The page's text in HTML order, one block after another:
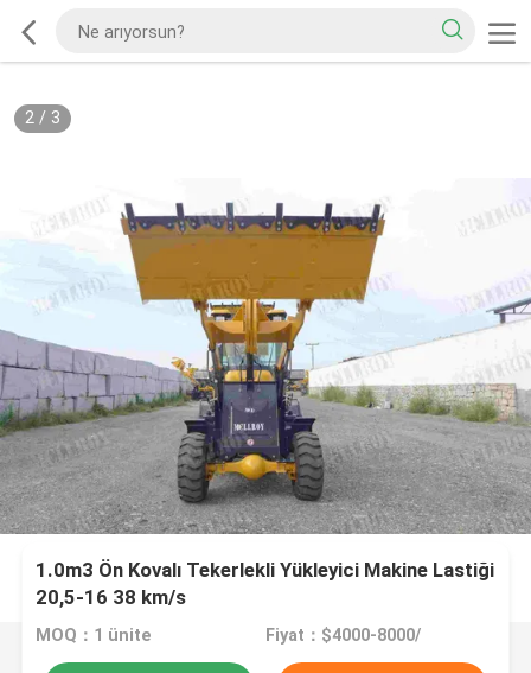
2/ 3
1.0m3 Ön Kovalı Tekerlekli Yükleyici Makine Lastiği
20,5-16 38 km/s
MOQ：1 ünite Fiyat：$4000-8000/